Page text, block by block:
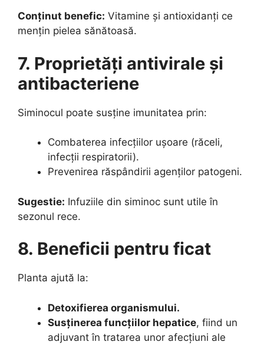
Conținut benefic: Vitamine și antioxidanți ce
mențin pielea sănătoasă.
7. Proprietăți antivirale și
antibacteriene
Siminocul poate susține imunitatea prin:
Combaterea infecțiilor ușoare (răceli,
infecții respiratorii).
Prevenirea răspândirii agenților patogeni.
Sugestie: Infuziile din siminoc sunt utile în
sezonul rece.
8. Beneficii pentru ficat
Planta ajută la:
Detoxifierea organismului.
Susținerea funcțiilor hepatice, fiind un
adjuvant în tratarea unor afecțiuni ale